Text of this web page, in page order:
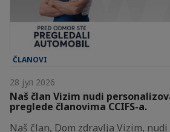
ČLANOVI
28 јул 2026
Naš član Vizim nudi
preglede članovima CCIFS-a.
Naš član, Dom zdravlja Vizim, nudi